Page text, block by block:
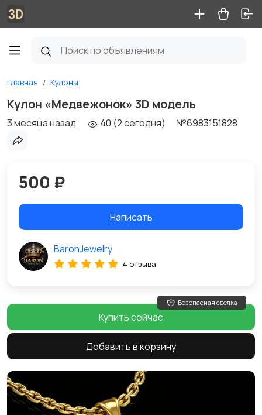
Главная Кулоны
Кулон «Медвежонок» 3D модель
3 месяца назад 40 (2 сегодня) №6983151828
500 ₽
Написать
BaronJewelry
4 отзыва
Безопасная сделка
Купить сейчас
Добавить в корзину